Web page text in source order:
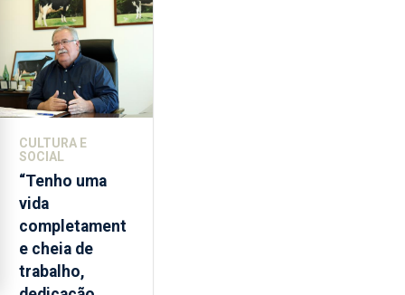
CULTURA E
SOCIAL
“Tenho uma
vida
completament
e cheia de
trabalho,